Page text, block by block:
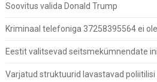
Soovitus valida Donald Trump
Kriminaal telefoniga 37258395564 ei
Eestit valitsevad seitsmekümnendate
Varjatud struktuurid lavastavad poliitilisi